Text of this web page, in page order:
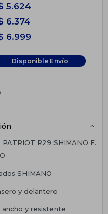
5.624
6.374
6.999
Disponible Envío
R29 SHIMANO F.
SHIMANO
y delantero
ancho y resistente